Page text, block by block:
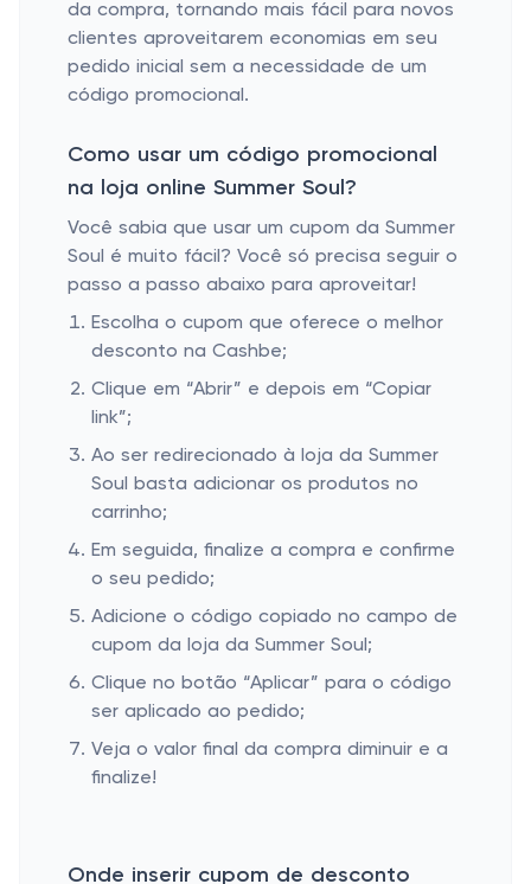
da compra, tornando mais fácil para novos
clientes aproveitarem economias em seu
pedido inicial sem a necessidade de um
código promocional.
Como usar um código promocional
na loja online Summer Soul?
Você sabia que usar um cupom da Summer
Soul é muito fácil? Você só precisa seguir o
passo a passo abaixo para aproveitar!
Escolha o cupom que oferece o melhor
desconto na Cashbe;
Clique em “Abrir” e depois em “Copiar
link”;
Ao ser redirecionado à loja da Summer
Soul basta adicionar os produtos no
carrinho;
Em seguida, finalize a compra e confirme
o seu pedido;
Adicione o código copiado no campo de
cupom da loja da Summer Soul;
Clique no botão “Aplicar” para o código
ser aplicado ao pedido;
Veja o valor final da compra diminuir e a
finalize!
Onde inserir cupom de desconto